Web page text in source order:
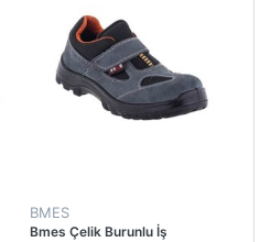
BMES
Bmes Çelik Burunlu İş